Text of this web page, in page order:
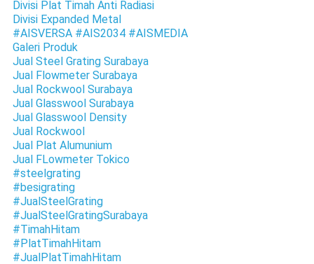
Divisi Plat Timah Anti Radiasi
Divisi Expanded Metal
#AISVERSA #AIS2034 #AISMEDIA
Galeri Produk
Jual Steel Grating Surabaya
Jual Flowmeter Surabaya
Jual Rockwool Surabaya
Jual Glasswool Surabaya
Jual Glasswool Density
Jual Rockwool
Jual Plat Alumunium
Jual FLowmeter Tokico
#steelgrating
#besigrating
#JualSteelGrating
#JualSteelGratingSurabaya
#TimahHitam
#PlatTimahHitam
#JualPlatTimahHitam